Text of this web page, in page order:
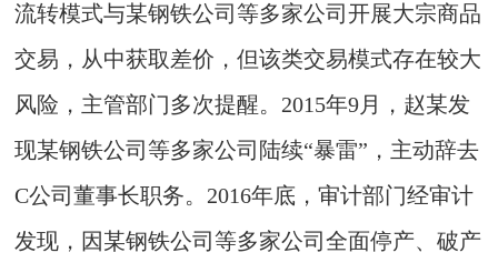
流转模式与某钢铁公司等多家公司开展大宗商品
交易，从中获取差价，但该类交易模式存在较大
风险，主管部门多次提醒。2015年9月，赵某发
现某钢铁公司等多家公司陆续“暴雷”，主动辞去
C公司董事长职务。2016年底，审计部门经审计
发现，因某钢铁公司等多家公司全面停产、破产